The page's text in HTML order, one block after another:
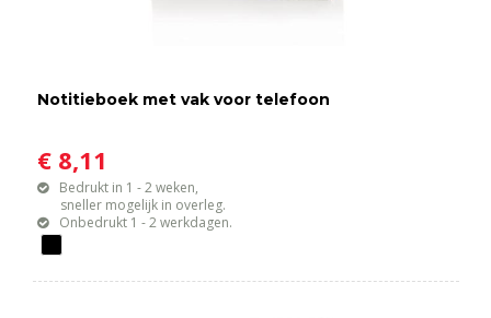
Notitieboek met vak voor telefoon
€ 8,11
Bedrukt in 1 - 2 weken,
sneller mogelijk in overleg.
Onbedrukt 1 - 2 werkdagen.